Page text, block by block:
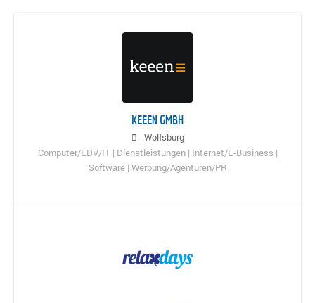
KEEEN GMBH
Wolfsburg
Computer/EDV/IT | Dienstleistungen | Internet/E-Business |
Software | Werbung/Agenturen/PR